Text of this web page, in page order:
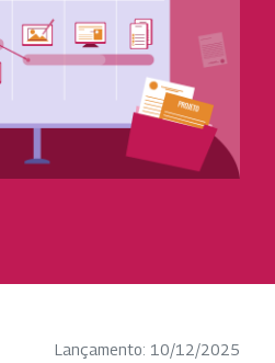
Lançamento: 10/12/2025